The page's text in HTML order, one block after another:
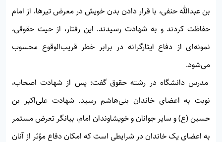
بن عبدالله حنفی، با قرار دادن بدن خویش در معرض تیرها، از امام
حفاظت کردند و به شهادت رسیدند. این رفتار، از حیث حقوقی،
نمونه‌ای از دفاع ایثارگرانه در برابر خطر قریب‌الوقوع محسوب
می‌شود.
مدرس دانشگاه در رشته حقوق گفت: پس از شهادت اصحاب،
نوبت به اعضای خاندان بنی‌هاشم رسید. شهادت علی‌اکبر بن
حسین (ع) و سایر جوانان و خویشاوندان امام، بیانگر تعرض مستمر
به اعضای یک خاندان در شرایطی است که امکان دفاع مؤثر از آنان